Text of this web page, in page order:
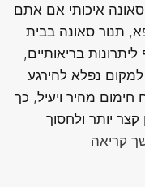
איכותי אם אתם
תנור סאונה בבית
בריאותיים,
נפלא להירגע
מהיר ויעיל, כך
יותר ולחסוך
קריאה